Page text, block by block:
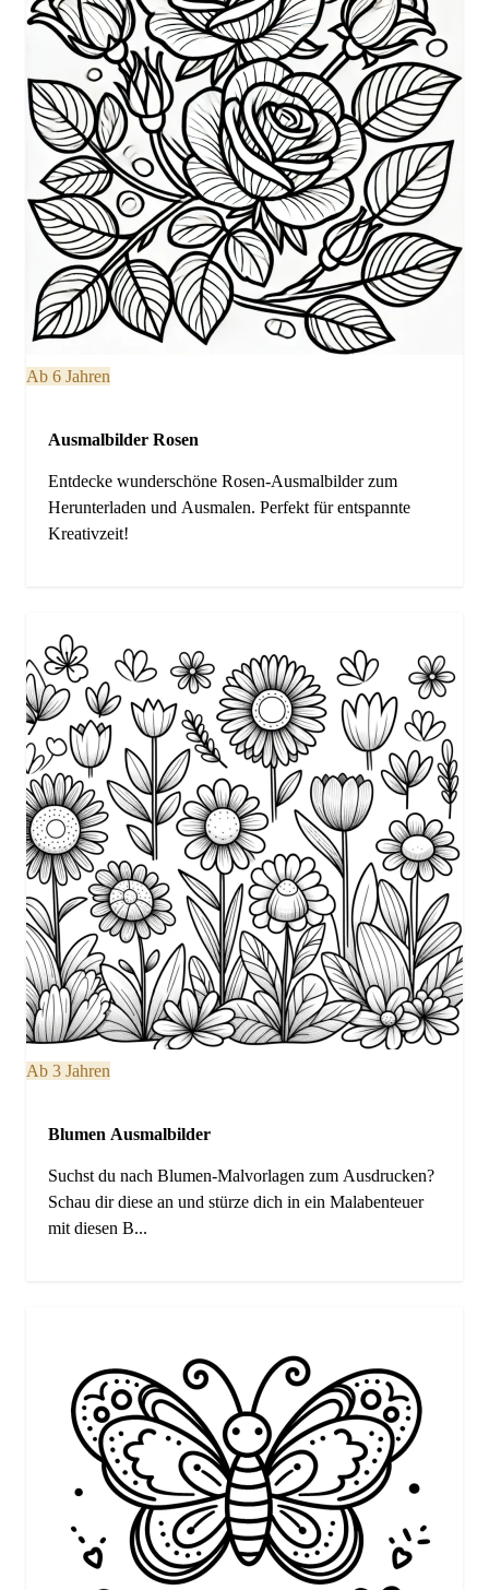
Ab 6 Jahren
Ausmalbilder Rosen
Entdecke wunderschöne Rosen-Ausmalbilder zum
Herunterladen und Ausmalen. Perfekt für entspannte
Kreativzeit!
Ab 3 Jahren
Blumen Ausmalbilder
Suchst du nach Blumen-Malvorlagen zum Ausdrucken?
Schau dir diese an und stürze dich in ein Malabenteuer
mit diesen B...